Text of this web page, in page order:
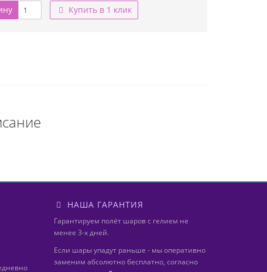
Купить в 1 клик
НАША ГАРАНТИЯ
Гарантируем полёт шаров с гелием не
менее 3-х дней.
Если шары упадут раньше - мы оперативно
заменим абсолютно бесплатно, согласно